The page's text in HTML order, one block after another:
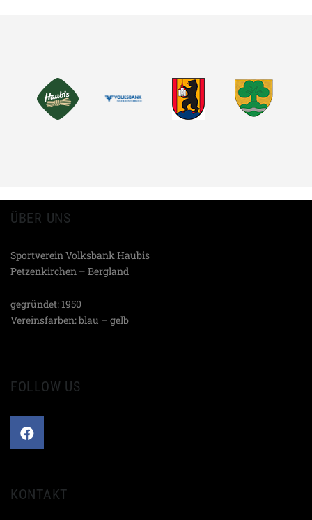
TEILEN
ÜBER UNS
Sportverein Volksbank Haubis
Petzenkirchen – Bergland
gegründet: 1950
Vereinsfarben: blau – gelb
FOLLOW US
KONTAKT